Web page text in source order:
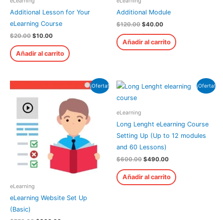
Additional Lesson for Your
eLearning Course
$20.00 $10.00
Añadir al carrito
Additional Module
$120.00 $40.00
Añadir al carrito
¡Oferta!
eLearning
eLearning Website Set Up
(Basic)
¡Oferta!
eLearning
Long Lenght eLearning Course
Setting Up (Up to 12 modules
and 60 Lessons)
$600.00 $490.00
Añadir al carrito